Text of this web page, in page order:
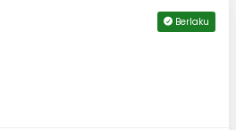
Berlaku